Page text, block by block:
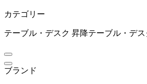
LION
ライオン
NAIKI
カテゴリー
テーブル・デスク 昇降テーブル・デス
ブランド